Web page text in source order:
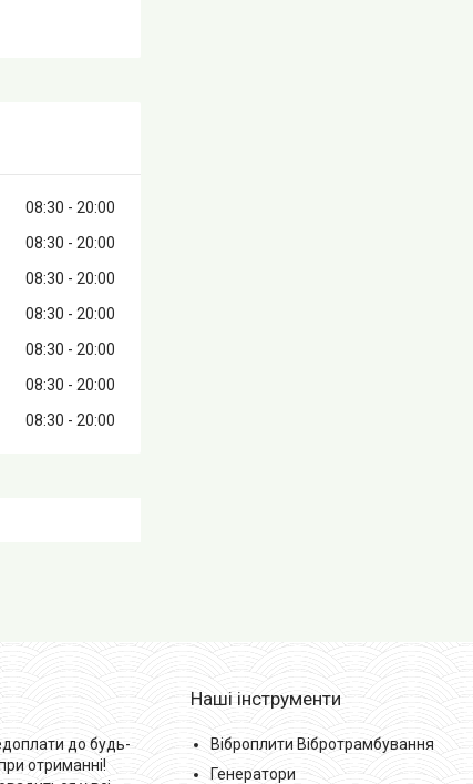
08:30
20:00
08:30
20:00
08:30
20:00
08:30
20:00
08:30
20:00
08:30
20:00
08:30 20:00
до будь-
отриманні!
Наші інструменти
Віброплити Вібротрамбування
Генератори